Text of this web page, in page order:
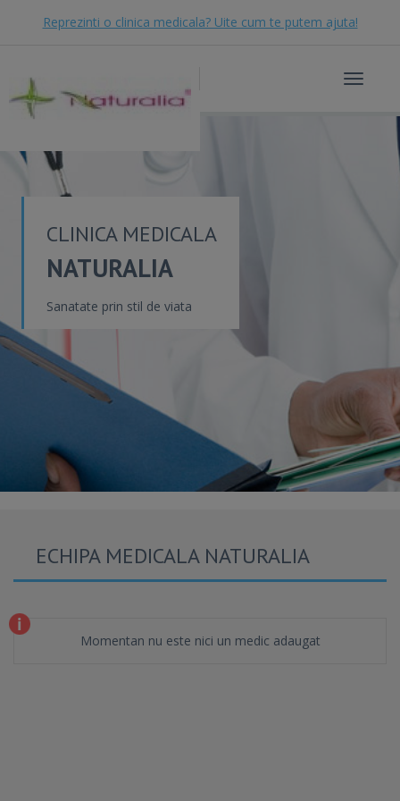
Reprezinti o clinica medicala? Uite cum te putem ajuta!
Toggle
CLINICA MEDICALA
NATURALIA
Sanatate prin stil de viata
ECHIPA MEDICALA NATURALIA
Momentan nu este nici un medic adaugat